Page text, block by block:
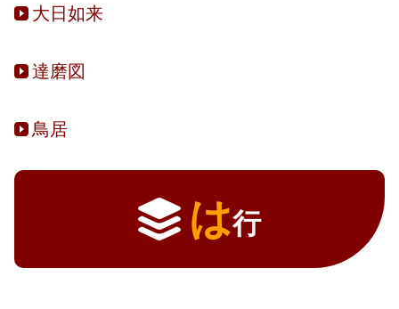
大日如来
達磨図
鳥居
は行